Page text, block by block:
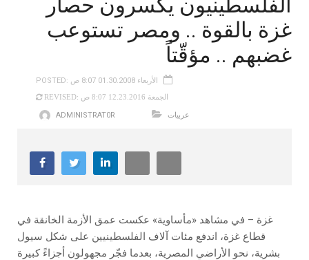
غزة بالقوة .. ومصر تستوعب
غضبهم .. مؤقّتاً
POSTED: الأربعاء 01.30.2008 8:07 ص
REVISED: الجمعة 12.23.2016 8:07 ص
ADMINISTRAT0R عربيات
غزة – في مشاهد «مأساوية» عكست عمق الأزمة الخانقة في
قطاع غزة، اندفع مئات آلاف الفلسطينيين على شكل سيول
بشرية، نحو الأراضي المصرية، بعدما فجّر مجهولون أجزاءً كبيرة